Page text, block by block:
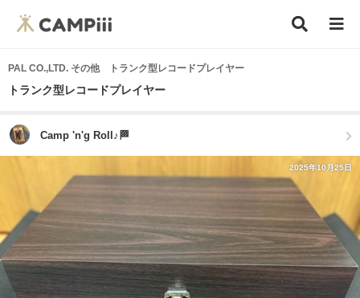
PAL CO.,LTD. その他 トランク型レコードプレイヤー
トランク型レコードプレイヤー
Camp 'n'g Roll♪🏁
2025年10月25日